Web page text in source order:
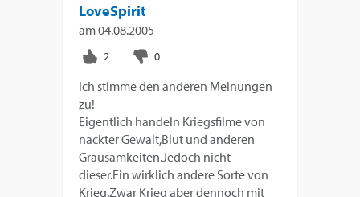
LoveSpirit
am04.08.2005
Ich stimme den anderen Meinungen
zu!
Eigentlich handeln Kriegsfilme von
nackter Gewalt,Blut und anderen
Grausamkeiten.Jedoch nicht
dieser.Ein wirklich andere Sorte von
Krieg.Zwar Krieg aber dennoch mit